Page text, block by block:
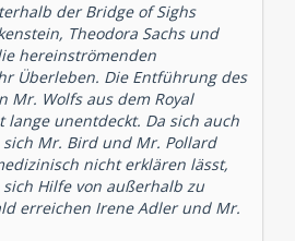
der Bridge of Sighs
Theodora Sachs und
hereinströmenden
Überleben. Die Entführung des
Mr. Wolfs aus dem Royal
unentdeckt. Da sich auch
Mr. Bird und Mr. Pollard
nicht erklären lässt,
Hilfe von außerhalb zu
erreichen Irene Adler und Mr.